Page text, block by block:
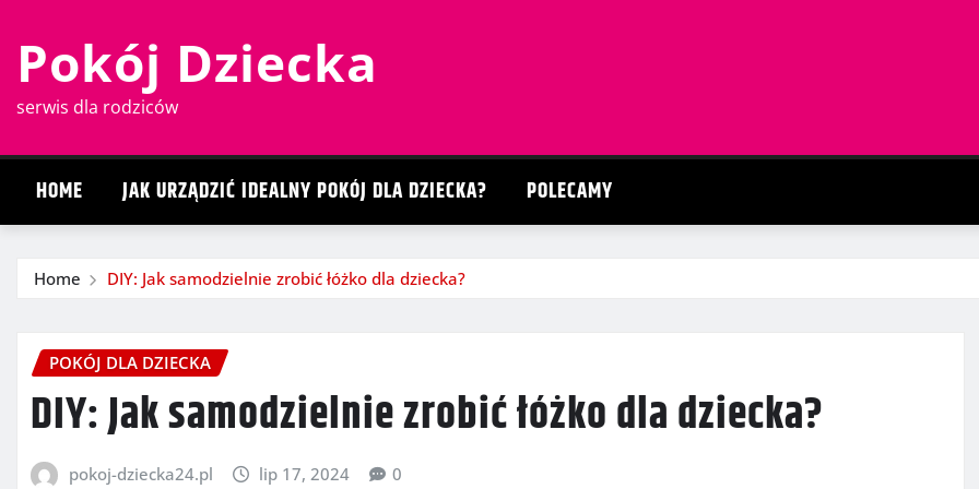
content
Pokój Dziecka
serwis dla rodziców
HOME JAK URZĄDZIĆ IDEALNY POKÓJ DLA DZIECKA? POLECAMY
Home DIY: Jak samodzielnie zrobić łóżko dla dziecka?
POKÓJ DLA DZIECKA
DIY: Jak samodzielnie zrobić łóżko dla dziecka?
pokoj-dziecka24.pl lip 17, 2024 0